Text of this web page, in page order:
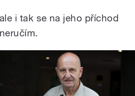
i tak se na jeho příchod